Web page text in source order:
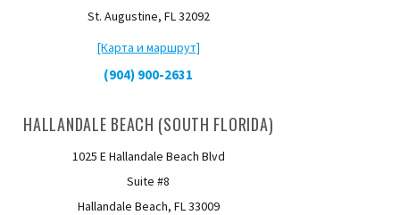
St. Augustine, FL 32092
[Карта и маршрут]
(904) 900-2631
HALLANDALE BEACH (SOUTH FLORIDA)
1025 E Hallandale Beach Blvd
Suite #8
Hallandale Beach, FL 33009